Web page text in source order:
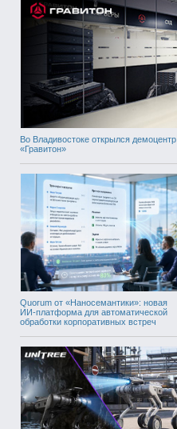
Во Владивостоке открылся демоцентр
«Гравитон»
Quorum от «Наносемантики»: новая
ИИ-платформа для автоматической
обработки корпоративных встреч